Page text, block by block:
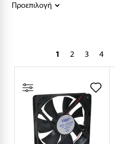
1 2 3 4